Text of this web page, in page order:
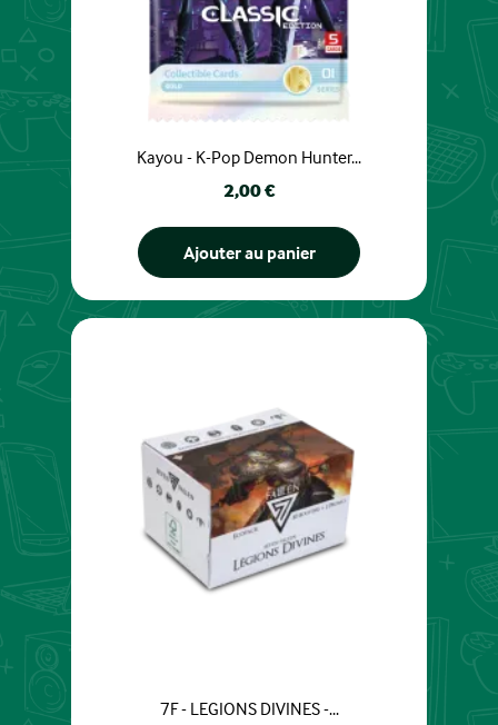
Kayou - K-Pop Demon Hunter...
Prix
2,00 €
Ajouter au panier
7F - LEGIONS DIVINES -...